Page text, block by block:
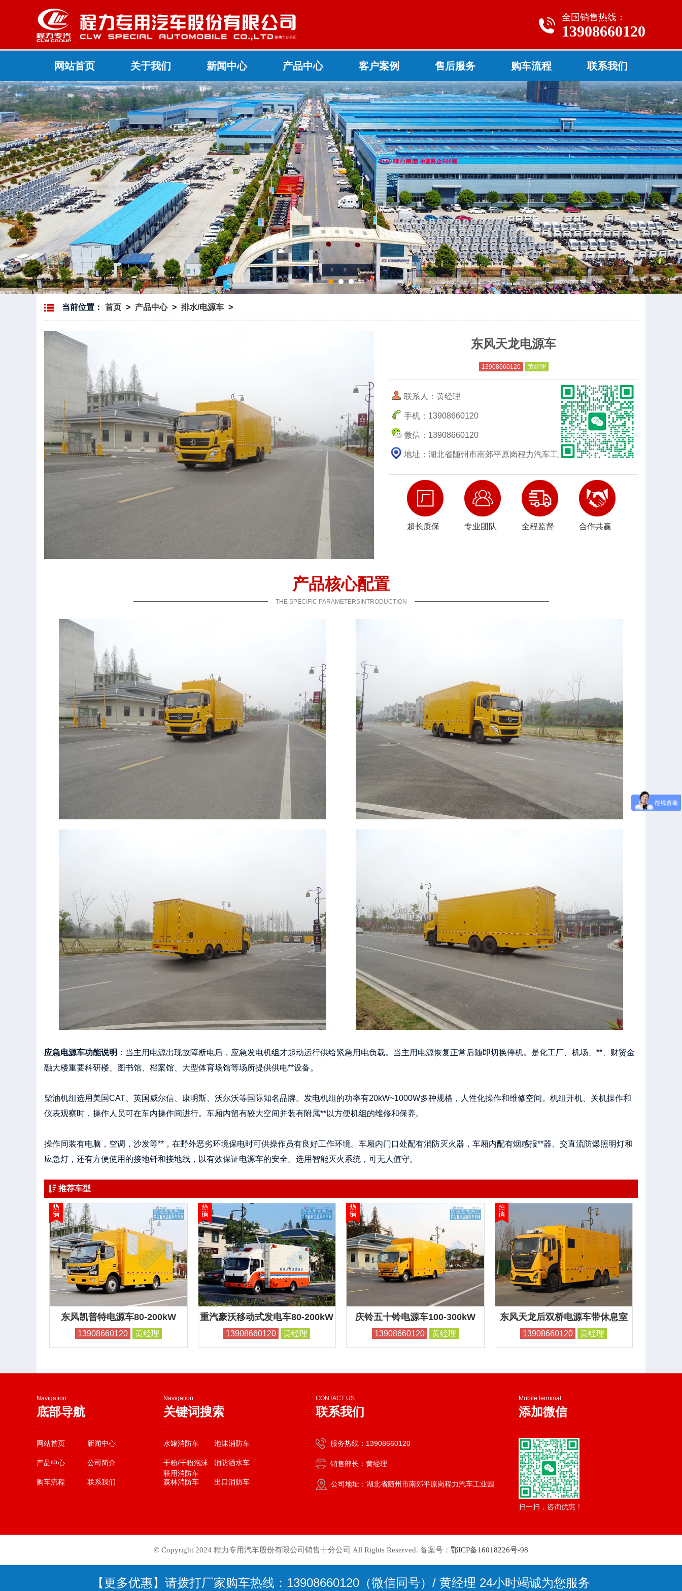
全国销售热线：
13908660120
网站首页 关于我们 新闻中心 产品中心 客户案例 售后服务 购车流程 联系我们
当前位置： 首页 > 产品中心 > 排水/电源车 >
东风天龙电源车
13908660120 黄经理
联系人：黄经理
手机：13908660120
微信：13908660120
地址：湖北省随州市南郊平原岗程力汽车工业园
超长质保 专业团队 全程监督 合作共赢
产品核心配置
THE SPECIFIC PARAMETERSINTRODUCTION
应急电源车功能说明 ：当主用电源出现故障断电后，应急发电机组才起动运行供给紧急用电负载。当主用电源恢复正常后随即切换停机。是化工厂、机场、**、财贸金
融大楼重要科研楼、图书馆、档案馆、大型体育场馆等场所提供供电**设备。
柴油机组选用美国CAT、英国威尔信、康明斯、沃尔沃等国际知名品牌。发电机组的功率有20kW~1000W多种规格，人性化操作和维修空间。机组开机、关机操作和
仪表观察时，操作人员可在车内操作间进行。车厢内留有较大空间并装有附属**以方便机组的维修和保养。
操作间装有电脑，空调，沙发等**，在野外恶劣环境保电时可供操作员有良好工作环境。车厢内门口处配有消防灭火器，车厢内配有烟感报**器、交直流防爆照明灯和
应急灯，还有方便使用的接地钎和接地线，以有效保证电源车的安全。选用智能灭火系统，可无人值守。
推荐车型
东风凯普特电源车80-200kW
13908660120 黄经理
重汽豪沃移动式发电车80-200kW
13908660120 黄经理
庆铃五十铃电源车100-300kW
13908660120 黄经理
东风天龙后双桥电源车带休息室
13908660120 黄经理
Navigation
底部导航
网站首页 新闻中心
产品中心 公司简介
购车流程 联系我们
Navigation
关键词搜索
水罐消防车 泡沫消防车
干粉/干粉泡沫
联用消防车
消防洒水车
森林消防车 出口消防车
CONTACT US
联系我们
服务热线：13908660120
销售部长：黄经理
公司地址：湖北省随州市南郊平原岗程力汽车工业园
Mobile terminal
添加微信
扫一扫，咨询优惠！
© Copyright 2024 程力专用汽车股份有限公司销售十分公司 All Rights Reserved. 备案号： 鄂ICP备16018226号-98
【更多优惠】请拨打厂家购车热线：13908660120（微信同号）/ 黄经理 24小时竭诚为您服务